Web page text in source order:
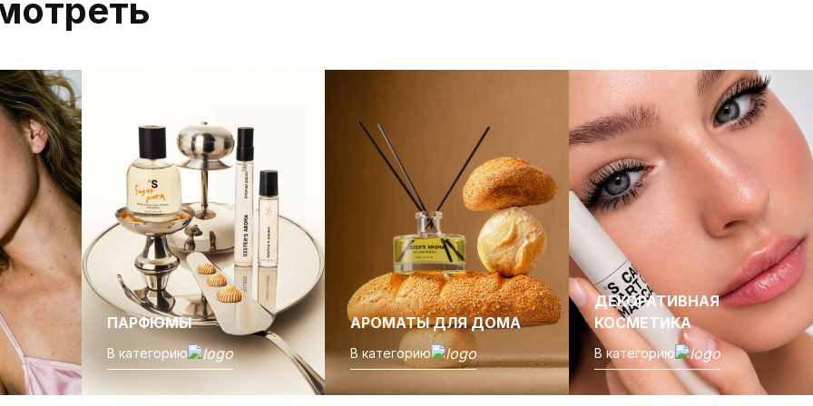
Пн-Вс с 10.00 до
ПАРФЮМЫ
В категорию
АРОМАТЫ ДЛЯ ДОМА
В категорию
ДЕКОРАТИВНАЯ
КОСМЕТИКА
В категорию